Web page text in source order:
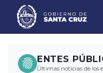
ENTES
Últimas noticias de los